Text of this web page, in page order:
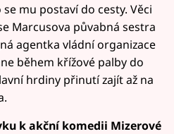
mu postaví do cesty. Věci
Marcusova půvabná sestra
agentka vládní organizace
během křížové palby do
hrdiny přinutí zajít až na
k akční komedii Mizerové